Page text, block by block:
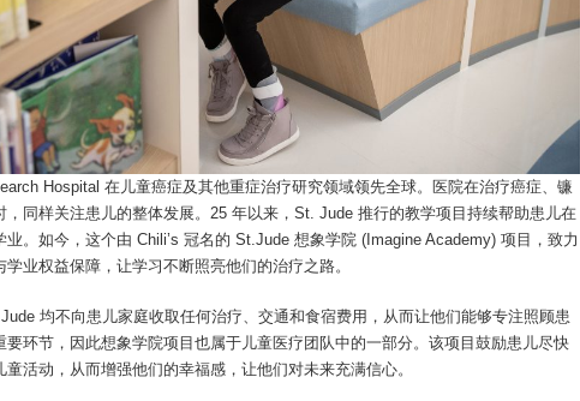
Hospital 在儿童癌症及其他重症治疗研究领域领先全球。医院在治疗癌症、镰
，同样关注患儿的整体发展。25 年以来，St. Jude 推行的教学项目持续帮助患儿在
。如今，这个由 Chili’s 冠名的 St.Jude 想象学院 (Imagine Academy) 项目，致力
业权益保障，让学习不断照亮他们的治疗之路。
均不向患儿家庭收取任何治疗、交通和食宿费用，从而让他们能够专注照顾患
要环节，因此想象学院项目也属于儿童医疗团队中的一部分。该项目鼓励患儿尽快
活动，从而增强他们的幸福感，让他们对未来充满信心。